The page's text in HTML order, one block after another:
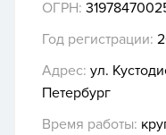
ОГРН:
Год регистрации:
Адрес: ул.
Петербург
Время работы: